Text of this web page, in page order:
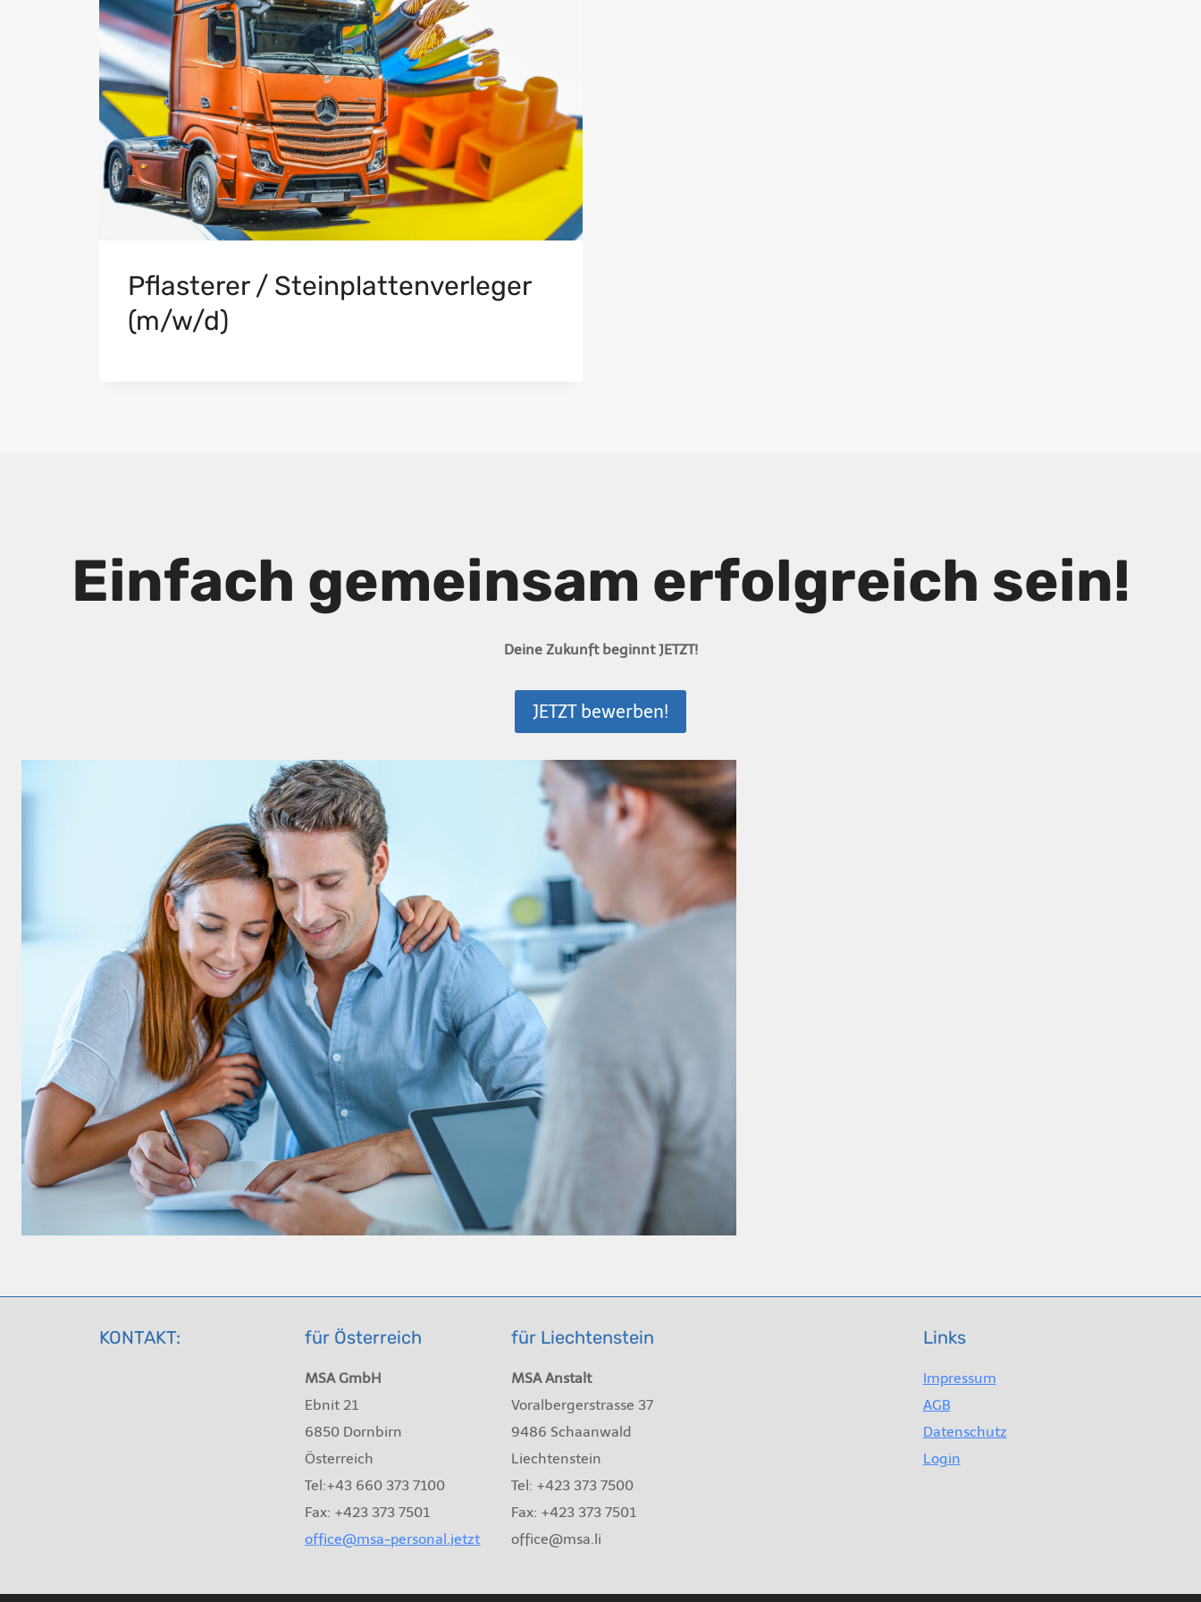
Pflasterer / Steinplattenverleger
(m/w/d)
Einfach gemeinsam erfolgreich sein!
Deine Zukunft beginnt JETZT!
JETZT bewerben!
KONTAKT: für Österreich
MSA GmbH
Ebnit 21
6850 Dornbirn
Österreich
Tel:+43 660 373 7100
Fax: +423 373 7501
office@msa-personal.jetzt
für Liechtenstein
MSA Anstalt
Voralbergerstrasse 37
9486 Schaanwald
Liechtenstein
Tel: +423 373 7500
Fax: +423 373 7501
office@msa.li
Links
Impressum
AGB
Datenschutz
Login